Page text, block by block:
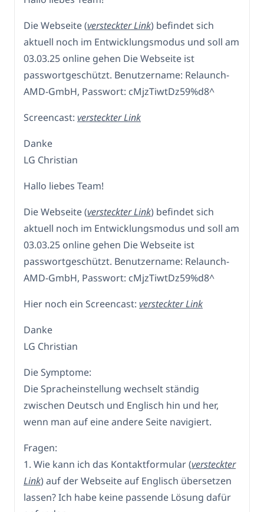
Die Webseite (versteckter Link) befindet sich
aktuell noch im Entwicklungsmodus und soll am
03.03.25 online gehen Die Webseite ist
passwortgeschützt. Benutzername: Relaunch-
AMD-GmbH, Passwort: cMjzTiwtDz59%d8^
Screencast: versteckter Link
Danke
LG Christian
Hallo liebes Team!
Die Webseite (versteckter Link) befindet sich
aktuell noch im Entwicklungsmodus und soll am
03.03.25 online gehen Die Webseite ist
passwortgeschützt. Benutzername: Relaunch-
AMD-GmbH, Passwort: cMjzTiwtDz59%d8^
Hier noch ein Screencast: versteckter Link
Danke
LG Christian
Die Symptome:
Die Spracheinstellung wechselt ständig
zwischen Deutsch und Englisch hin und her,
wenn man auf eine andere Seite navigiert.
Fragen:
1. Wie kann ich das Kontaktformular (versteckter
Link) auf der Webseite auf Englisch übersetzen
lassen? Ich habe keine passende Lösung dafür